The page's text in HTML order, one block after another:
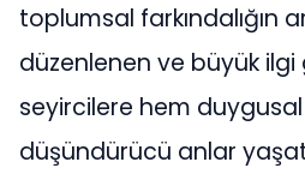
toplumsal farkındalığın
düzenlenen ve büyük ilgi
seyircilere hem
düşündürücü anlar